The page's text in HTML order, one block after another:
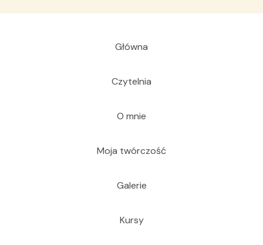
Główna
Czytelnia
O mnie
Moja twórczość
Galerie
Kursy